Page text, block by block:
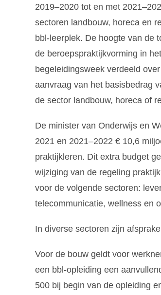
2019–2020 tot en met
sectoren landbouw, horeca en
bbl-leerplek. De hoogte van de
de beroepspraktijkvorming in
begeleidingsweek verdeeld
aanvraag van het basisbedrag
de sector landbouw, horeca of
De minister van Onderwijs en
2021 en 2021–2022 € 10,6
praktijkleren. Dit extra budget
wijziging van de regeling
voor de volgende sectoren:
telecommunicatie, wellness en
In diverse sectoren zijn
Voor de bouw geldt voor
een bbl-opleiding een
500 bij begin van de opleiding